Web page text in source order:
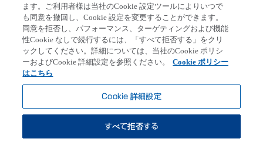
第一三共個人情報保護方針 クッキーポリシー
ソーシャルメディアポリシー ご利用条件
アクセシビリティ方針
ます。ご利用者様は当社のCookie 設定ツールによりいつで
も同意を撤回し、Cookie 設定を変更することができます。
同意を拒否し、パフォーマンス、ターゲティングおよび機能
性Cookie なしで続行するには、「すべて拒否する」をクリ
ックしてください。詳細については、当社のCookie ポリシ
ーおよびCookie 詳細設定を参照ください。
Cookie ポリシー
はこちら
Cookie 詳細設定
すべて拒否する